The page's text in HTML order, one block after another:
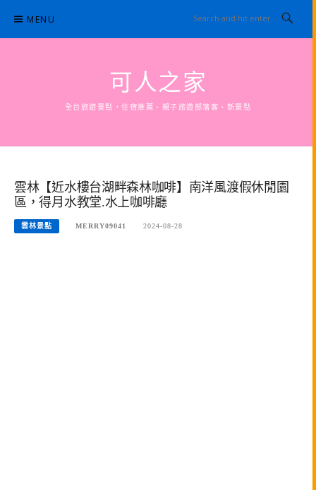
content
MENU
可人之家
全台旅遊景點，住宿推薦、親子旅遊部落客、新景點
雲林【近水樓台湖畔森林咖啡】南洋風渡假休閒園
區，得月水教堂.水上咖啡廳
雲林景點 MERRY09041 2024-08-28